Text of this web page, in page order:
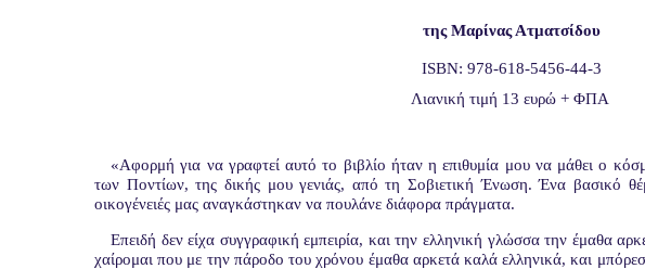
της Μαρίνας Ατματσίδου
ISBN: 978-618-5456-44-3
Λιανική τιμή 13 ευρώ + ΦΠΑ
«Αφορμή για να γραφτεί αυτό το βιβλίο ήταν η επιθυμία μου να μάθει ο
των Ποντίων, της δικής μου γενιάς, από τη Σοβιετική Ένωση. Ένα βασικό
οικογένειές μας αναγκάστηκαν να πουλάνε διάφορα πράγματα.
Επειδή δεν είχα συγγραφική εμπειρία, και την ελληνική γλώσσα την έμαθα
χαίρομαι που με την πάροδο του χρόνου έμαθα αρκετά καλά ελληνικά, και